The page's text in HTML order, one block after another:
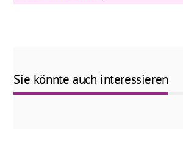
Sie könnte auch interessieren